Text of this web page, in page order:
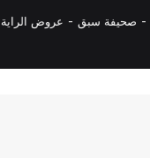
- صحيفة سبق - عروض الراية